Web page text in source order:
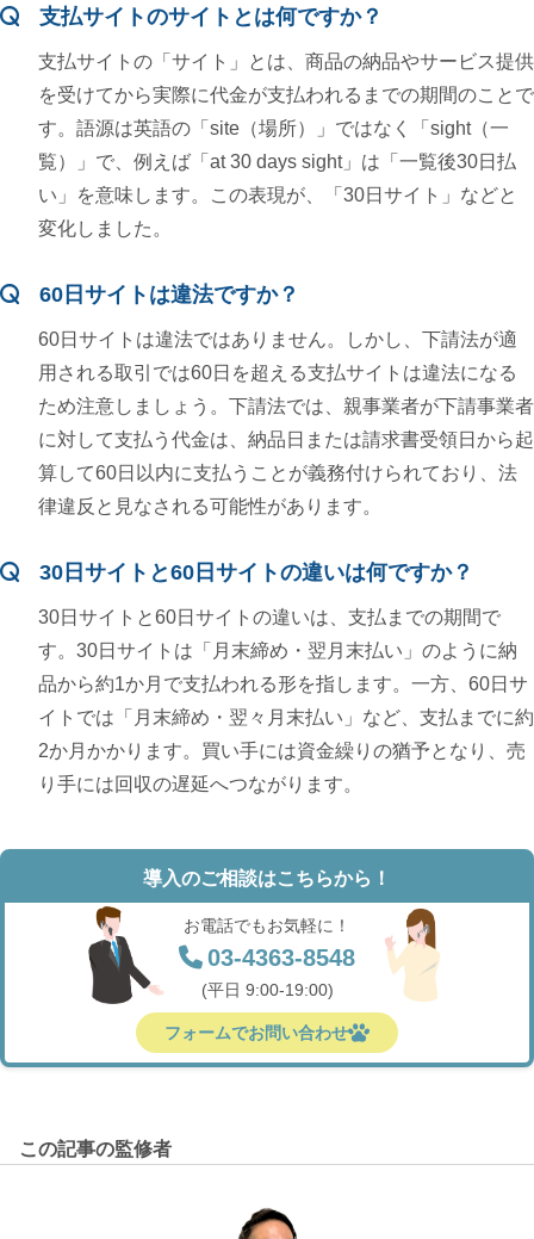
支払サイトのサイトとは何ですか？
支払サイトの「サイト」とは、商品の納品やサービス提供
を受けてから実際に代金が支払われるまでの期間のことで
す。語源は英語の「site（場所）」ではなく「sight（一
覧）」で、例えば「at 30 days sight」は「一覧後30日払
い」を意味します。この表現が、「30日サイト」などと
変化しました。
60日サイトは違法ですか？
60日サイトは違法ではありません。しかし、下請法が適
用される取引では60日を超える支払サイトは違法になる
ため注意しましょう。下請法では、親事業者が下請事業者
に対して支払う代金は、納品日または請求書受領日から起
算して60日以内に支払うことが義務付けられており、法
律違反と見なされる可能性があります。
30日サイトと60日サイトの違いは何ですか？
30日サイトと60日サイトの違いは、支払までの期間で
す。30日サイトは「月末締め・翌月末払い」のように納
品から約1か月で支払われる形を指します。一方、60日サ
イトでは「月末締め・翌々月末払い」など、支払までに約
2か月かかります。買い手には資金繰りの猶予となり、売
り手には回収の遅延へつながります。
導入のご相談はこちらから！
お電話でもお気軽に！
03-4363-8548
(平日 9:00-19:00)
フォームでお問い合わせ
この記事の監修者